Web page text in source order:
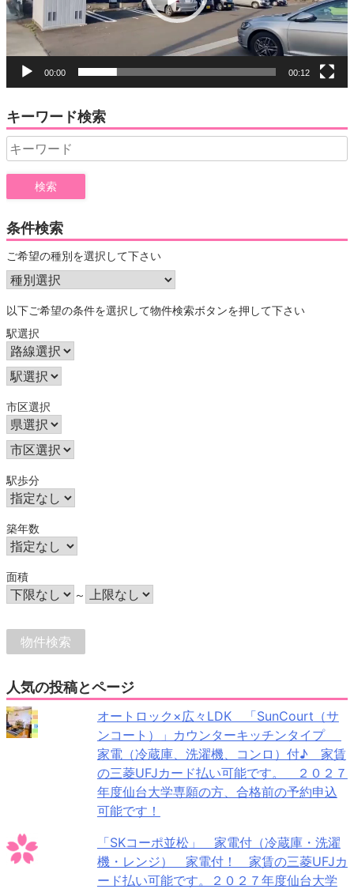
ー
00:00 00:12
キーワード検索
Search
for:
条件検索
ご希望の種別を選択して下さい
以下ご希望の条件を選択して物件検索ボタンを押して下さい
駅選択
市区選択
駅歩分
築年数
面積
～
人気の投稿とページ
オートロック×広々LDK 「SunCourt（サ
ンコート）」カウンターキッチンタイプ
家電（冷蔵庫、洗濯機、コンロ）付♪ 家賃
の三菱UFJカード払い可能です。 ２０２７
年度仙台大学専願の方、合格前の予約申込
可能です！
「SKコーポ並松」 家電付（冷蔵庫・洗濯
機・レンジ） 家電付！ 家賃の三菱UFJカ
ード払い可能です。２０２７年度仙台大学